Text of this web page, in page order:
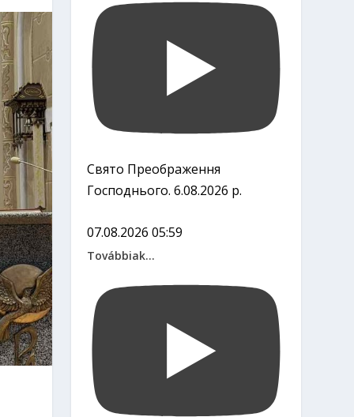
Свято Преображення
Господнього. 6.08.2026 р.
07.08.2026 05:59
Továbbiak...